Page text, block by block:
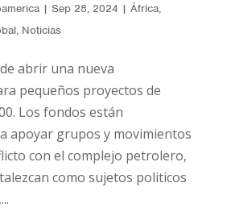
| Sep 28, 2024 | África,
, Noticias
abrir una nueva
pequeños proyectos de
Los fondos están
apoyar grupos y movimientos
con el complejo petrolero,
como sujetos politicos